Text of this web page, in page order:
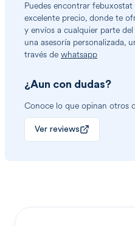
Puedes encontrar febuxostat
excelente precio, donde te
y envíos a cualquier parte
una asesoría personalizada,
través de whatsapp
¿Aun con dudas?
Conoce lo que opinan otros
Ver reviews